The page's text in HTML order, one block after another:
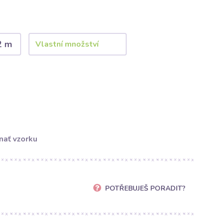
m
vzorku
POTŘEBUJEŠ PORADIT?